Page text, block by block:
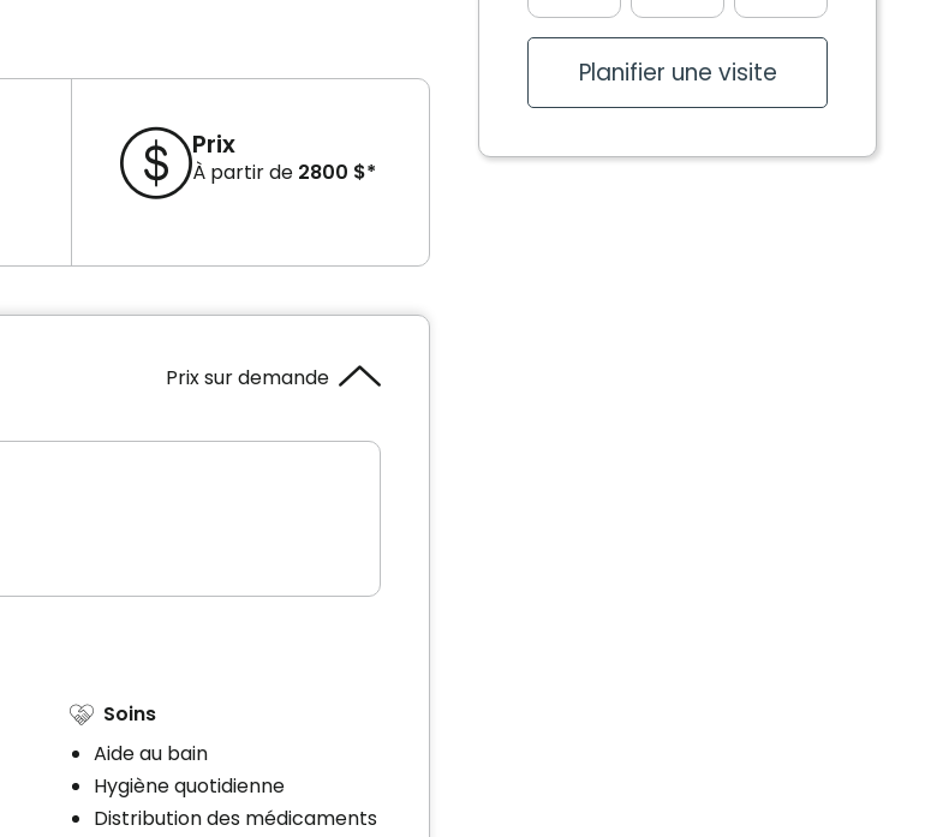
Prix
À partir de 2800 $*
Prix sur demande
Soins
Aide au bain
Hygiène quotidienne
Distribution des médicaments
Planifier une visite